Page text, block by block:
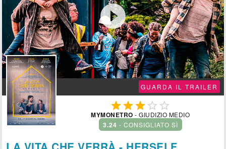

GUARDA IL TRAILER
  
MYMONETRO - GIUDIZIO MEDIO
3.24 - CONSIGLIATO SÌ